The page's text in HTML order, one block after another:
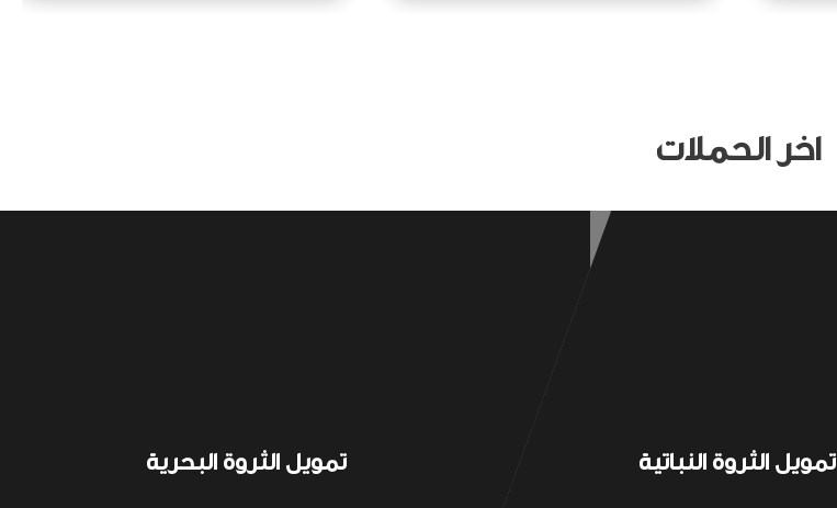
اخر الحملات
تمويل الثروة النباتية تمويل الثروة البحرية